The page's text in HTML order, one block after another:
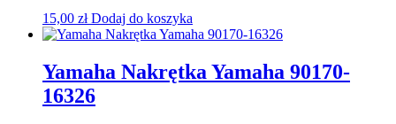
15,00 zł Dodaj do koszyka
Yamaha Nakrętka Yamaha 90170-
16326